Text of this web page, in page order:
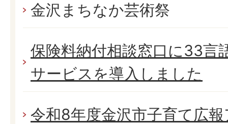
金沢まちなか芸術祭
保険料納付相談窓口に33言
サービスを導入しました
令和8年度金沢市子育て広